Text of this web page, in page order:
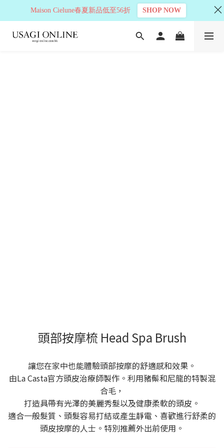
頭部按摩梳 Head Spa Brush
讓您在家中也能體驗頭部按摩的舒適感和效果。
由La Casta官方頭皮治療師製作。利用豬鬃和尼龍的特製混
合毛，
打造具帶有光澤的美麗秀髮以及健康柔軟的頭皮。
適合一般髮質、頭髮容易打結或產生靜電、喜歡進行舒柔的
頭皮按摩的人士。特別推薦外出前使用。
Maison Cielune春夏新品低至56折 SHOP NOW